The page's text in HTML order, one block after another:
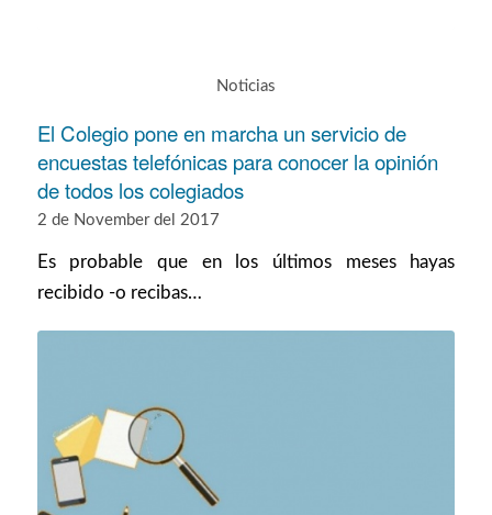
Noticias
El Colegio pone en marcha un servicio de
encuestas telefónicas para conocer la opinión
de todos los colegiados
2 de November del 2017
Es probable que en los últimos meses hayas
recibido -o recibas…